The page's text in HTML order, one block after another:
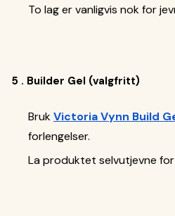
To lag er vanligvis nok for
5 . Builder Gel (valgfritt)
BrukVictoria Vynn Build
forlengelser.
La produktet selvutjevne